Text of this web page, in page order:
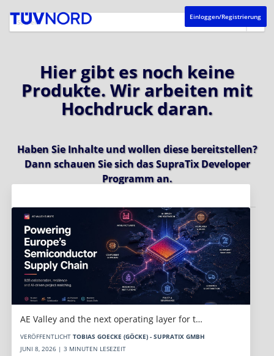
Einloggen/Registrierung
Hier gibt es noch keine
Produkte. Wir arbeiten mit
Hochdruck daran.
Haben Sie Inhalte und wollen diese bereitstellen?
Dann schauen Sie sich dasSupraTix Developer
Programman.
AE Valley and the next operating layer for t…
VERÖFFENTLICHT TOBIAS GOECKE (GÖCKE) - SUPRATIX GMBH
JUNI 8, 2026 | 3 MINUTEN LESEZEIT